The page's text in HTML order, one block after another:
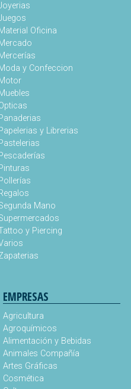
Material Oficina
Mercado
Mercerías
Moda y Confeccion
Motor
Muebles
Panaderias
Papelerias y Librerias
Pastelerias
Pescaderías
Pinturas
Pollerías
Regalos
Mano
y Piercing
EMPRESAS
Agricultura
Agroquímicos
Alimentación y Bebidas
Animales Compañía
Artes Gráficas
Cosmética